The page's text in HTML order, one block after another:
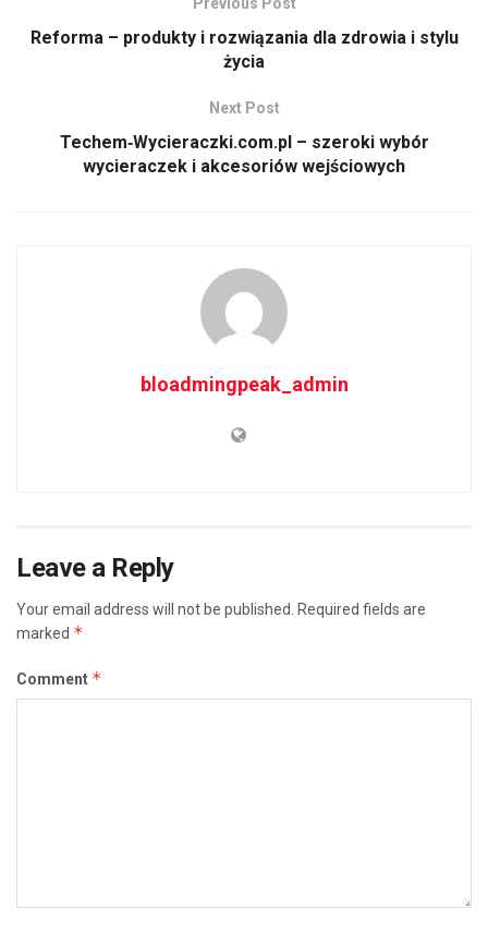
Reforma – produkty i rozwiązania dla zdrowia i stylu
życia
Next Post
Techem‑Wycieraczki.com.pl – szeroki wybór
wycieraczek i akcesoriów wejściowych
bloadmingpeak_admin
Leave a Reply
Your email address will not be published.
Required fields are
marked *
Comment *